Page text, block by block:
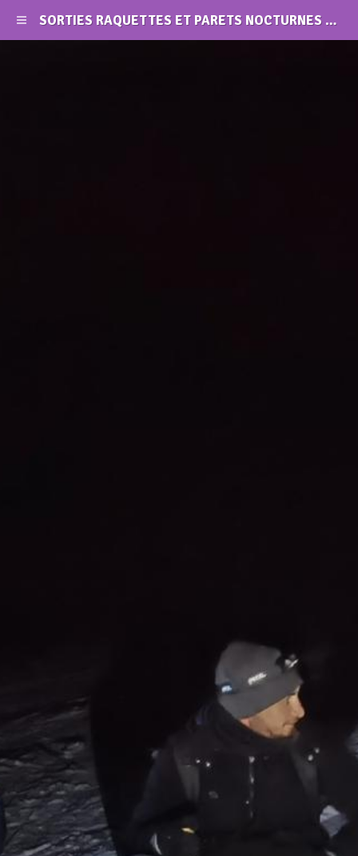
SORTIES RAQUETTES ET PARETS NOCTURNES AU SEMNOZ